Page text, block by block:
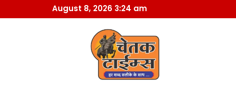
August 8, 2026 3:24 am